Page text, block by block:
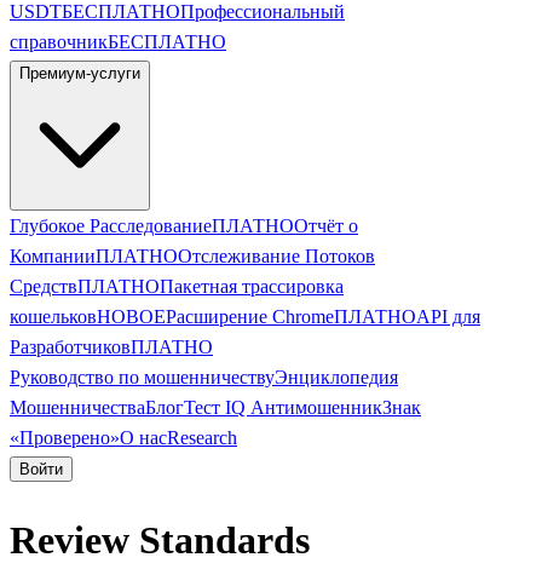
USDTБЕСПЛАТНОПрофессиональный
справочникБЕСПЛАТНО
Премиум-услуги
Глубокое РасследованиеПЛАТНООтчёт о
КомпанииПЛАТНООтслеживание Потоков
СредствПЛАТНОПакетная трассировка
кошельковНОВОЕРасширение ChromeПЛАТНОAPI для
РазработчиковПЛАТНО
Руководство по мошенничествуЭнциклопедия
МошенничестваБлогТест IQ АнтимошенникЗнак
«Проверено»О насResearch
Войти
Review Standards